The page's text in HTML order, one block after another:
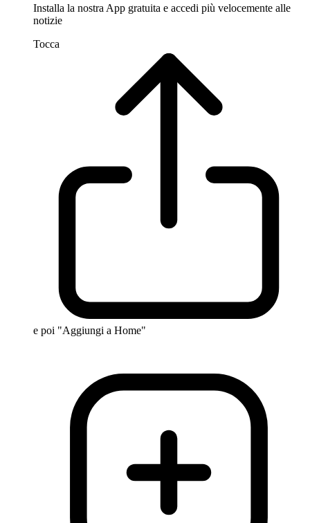
Installa la nostra App gratuita e accedi più velocemente alle
notizie
Tocca
e poi "Aggiungi a Home"